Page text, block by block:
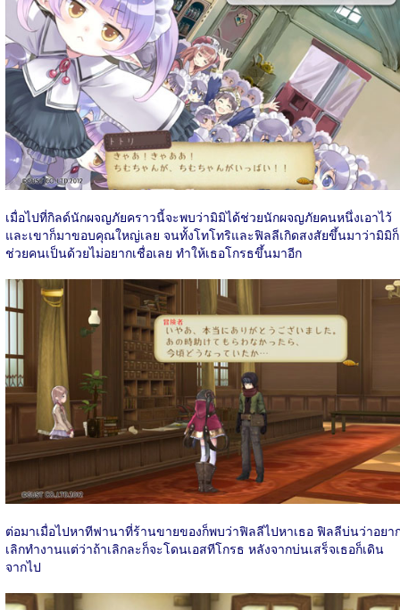
เมื่อไปที่กิลด์นักผจญภัยคราวนี้จะพบว่ามิมิได้ช่วยนักผจญภัยคนหนึ่งเอาไว้
และเขาก็มาขอบคุณใหญ่เลย จนทั้งโทโทริและฟิลลีเกิดสงสัยขึ้นมาว่ามิมิก็
ช่วยคนเป็นด้วยไม่อยากเชื่อเลย ทำให้เธอโกรธขึ้นมาอีก
ต่อมาเมื่อไปหาทีฟานาที่ร้านขายของก็พบว่าฟิลลีไปหาเธอ ฟิลลีบ่นว่าอยา
เลิกทำงานแต่ว่าถ้าเลิกละก็จะโดนเอสทีโกรธ หลังจากบ่นเสร็จเธอก็เดิน
จากไป